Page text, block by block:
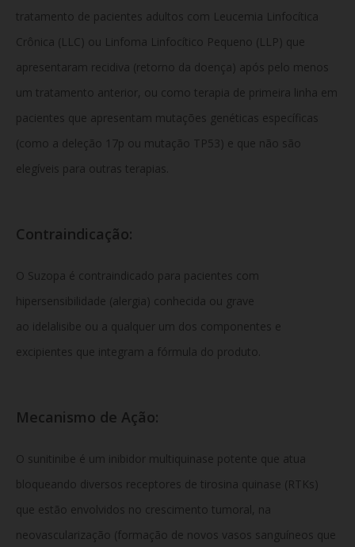
tratamento de pacientes adultos com Leucemia Linfocítica
Crônica (LLC) ou Linfoma Linfocítico Pequeno (LLP) que
apresentaram recidiva (retorno da doença) após pelo menos
um tratamento anterior, ou como terapia de primeira linha em
pacientes que apresentam mutações genéticas específicas
(como a deleção 17p ou mutação TP53) e que não são
elegíveis para outras terapias.
Contraindicação:
O Suzopa é contraindicado para pacientes com
hipersensibilidade (alergia) conhecida ou grave
ao idelalisibe ou a qualquer um dos componentes e
excipientes que integram a fórmula do produto.
Mecanismo de Ação:
O sunitinibe é um inibidor multiquinase potente que atua
bloqueando diversos receptores de tirosina quinase (RTKs)
que estão envolvidos no crescimento tumoral, na
neovascularização (formação de novos vasos sanguíneos que